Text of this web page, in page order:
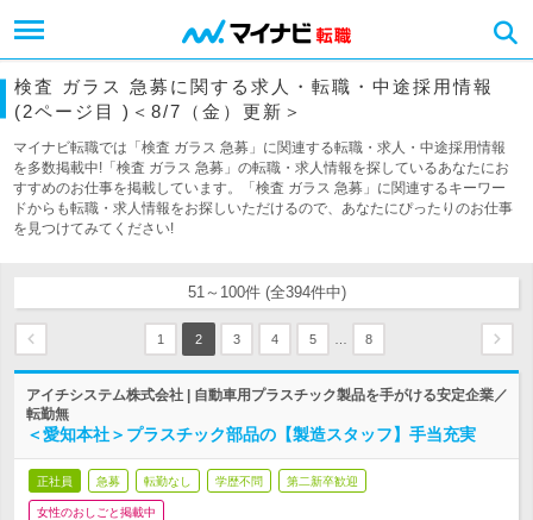
検査 ガラス 急募に関する求人・転職・中途採用情報
(2ページ目 )＜8/7（金）更新＞
マイナビ転職では「検査 ガラス 急募」に関連する転職・求人・中途採用情報
を多数掲載中!「検査 ガラス 急募」の転職・求人情報を探しているあなたにお
すすめのお仕事を掲載しています。「検査 ガラス 急募」に関連するキーワー
ドからも転職・求人情報をお探しいただけるので、あなたにぴったりのお仕事
を見つけてみてください!
51～100件 (全394件中)
1 2 3 4 5 8
アイチシステム株式会社 | 自動車用プラスチック製品を手がける安定企業／
転勤無
＜愛知本社＞プラスチック部品の【製造スタッフ】手当充実
正社員 急募 転勤なし 学歴不問 第二新卒歓迎
女性のおしごと掲載中